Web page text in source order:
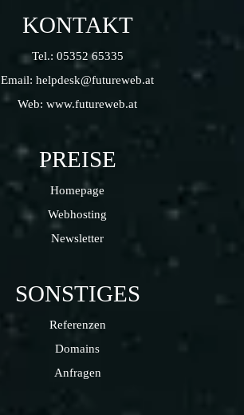
KONTAKT
Tel.: 05352 65335
Email: helpdesk@futureweb.at
Web: www.futureweb.at
PREISE
Homepage
Webhosting
Newsletter
SONSTIGES
Referenzen
Domains
Anfragen